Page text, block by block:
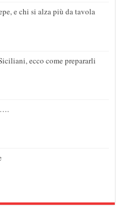
e chi si alza più da tavola
ecco come prepararli